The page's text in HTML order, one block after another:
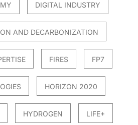
DIGITAL INDUSTRY
AND DECARBONIZATION
FIRES FP7
HORIZON 2020
HYDROGEN LIFE+